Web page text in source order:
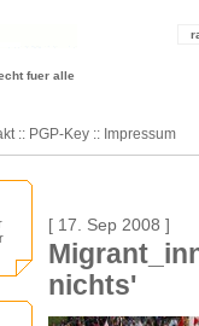
fuer alle
:: PGP-Key :: Impressum
[ 17. Sep 2008 ]
nichts'